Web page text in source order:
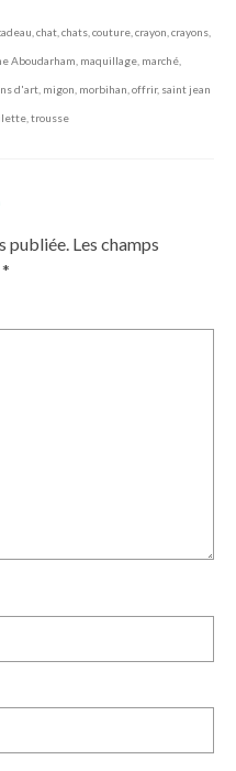
,chat,chats,couture,crayon,crayons,
Aboudarham, maquillage, marché,
d'art, migon, morbihan,offrir, saint jean
,trousse
publiée. Les champs
*